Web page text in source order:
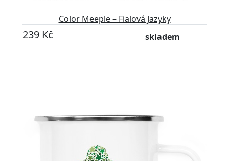
Color Meeple – Fialová Jazyky
239 Kč skladem